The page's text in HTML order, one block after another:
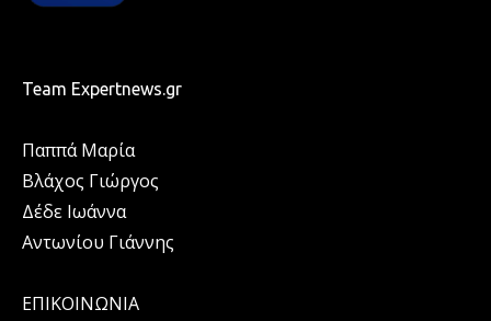
Team Expertnews.gr
Παππά Μαρία
Βλάχος Γιώργος
Δέδε Ιωάννα
Αντωνίου Γιάννης
ΕΠΙΚΟΙΝΩΝΙΑ